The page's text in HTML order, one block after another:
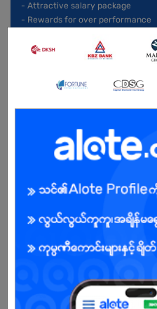
- Attractive salary package
- Rewards for over performance
Male/Female